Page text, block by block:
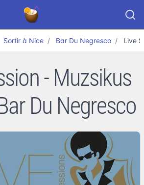
Sortir à Nice Bar Du Negresco Live
- Muzsikus
Du Negresco